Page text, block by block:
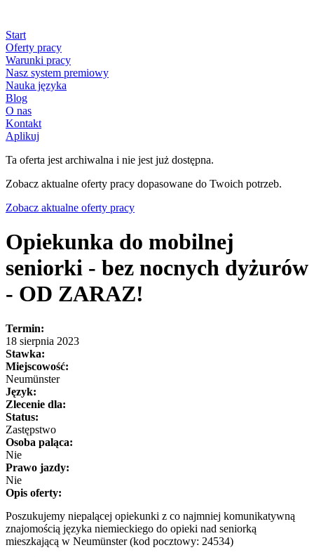
Start
Oferty pracy
Warunki pracy
Nasz system premiowy
Nauka języka
Blog
O nas
Kontakt
Aplikuj
Ta oferta jest archiwalna i nie jest już dostępna.
Zobacz aktualne oferty pracy dopasowane do Twoich potrzeb.
Zobacz aktualne oferty pracy
Opiekunka do mobilnej
seniorki - bez nocnych dyżurów
- OD ZARAZ!
Termin:
18 sierpnia 2023
Stawka:
Miejscowość:
Neumünster
Język:
Zlecenie dla:
Status:
Zastępstwo
Osoba paląca:
Nie
Prawo jazdy:
Nie
Opis oferty:
Poszukujemy niepalącej opiekunki z co najmniej komunikatywną
znajomością języka niemieckiego do opieki nad seniorką
mieszkającą w Neumünster (kod pocztowy: 24534)